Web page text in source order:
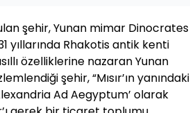
şehir, Yunan mimar Dinocrates
yıllarında Rhakotis antik kenti
özelliklerine nazaran Yunan
şehir, “Mısır’ın yanındaki
Ad Aegyptum’ olarak